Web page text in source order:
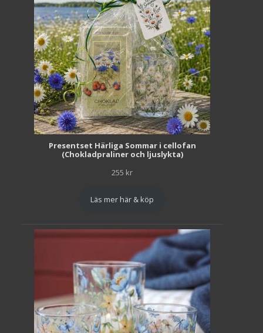
Presentset Härliga Sommar i cellofan
(Chokladpraliner och ljuslykta)
255 kr
Läs mer här & köp